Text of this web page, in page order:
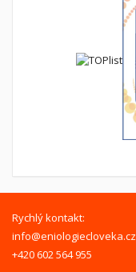
Rychlý kontakt:
info@eniologiecloveka.cz
+420 602 564 955